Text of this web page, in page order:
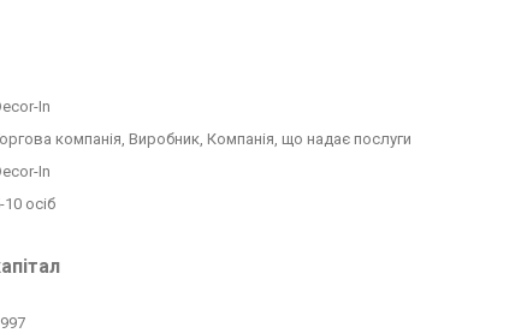
In
компанія, Виробник, Компанія, що надає послуги
In
10 осіб